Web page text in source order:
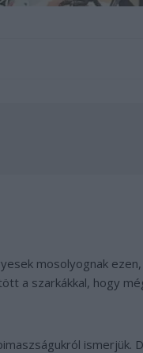
mosolyognak
a szarkákkal, hogy
ismerjük.